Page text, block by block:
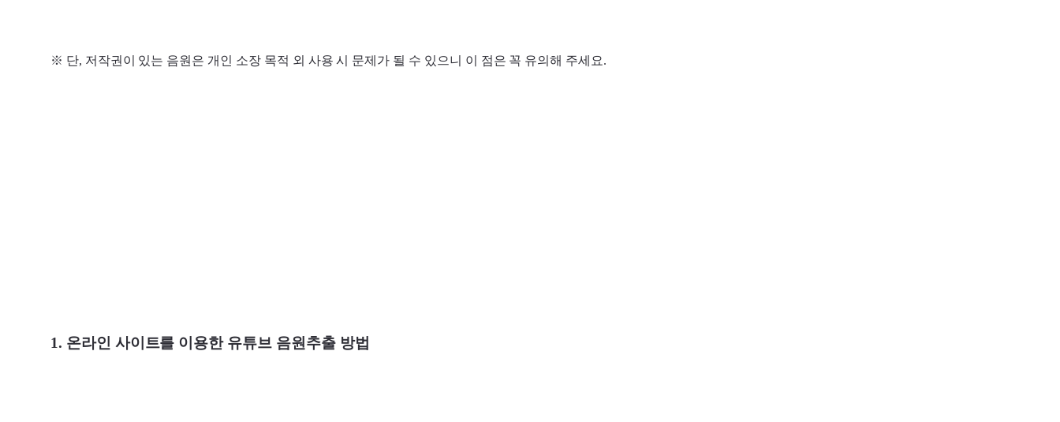
※ 단, 저작권이 있는 음원은 개인 소장 목적 외 사용 시 문제가 될 수 있으니 이 점은 꼭 유의해 주세요.
1. 온라인 사이트를 이용한 유튜브 음원추출 방법